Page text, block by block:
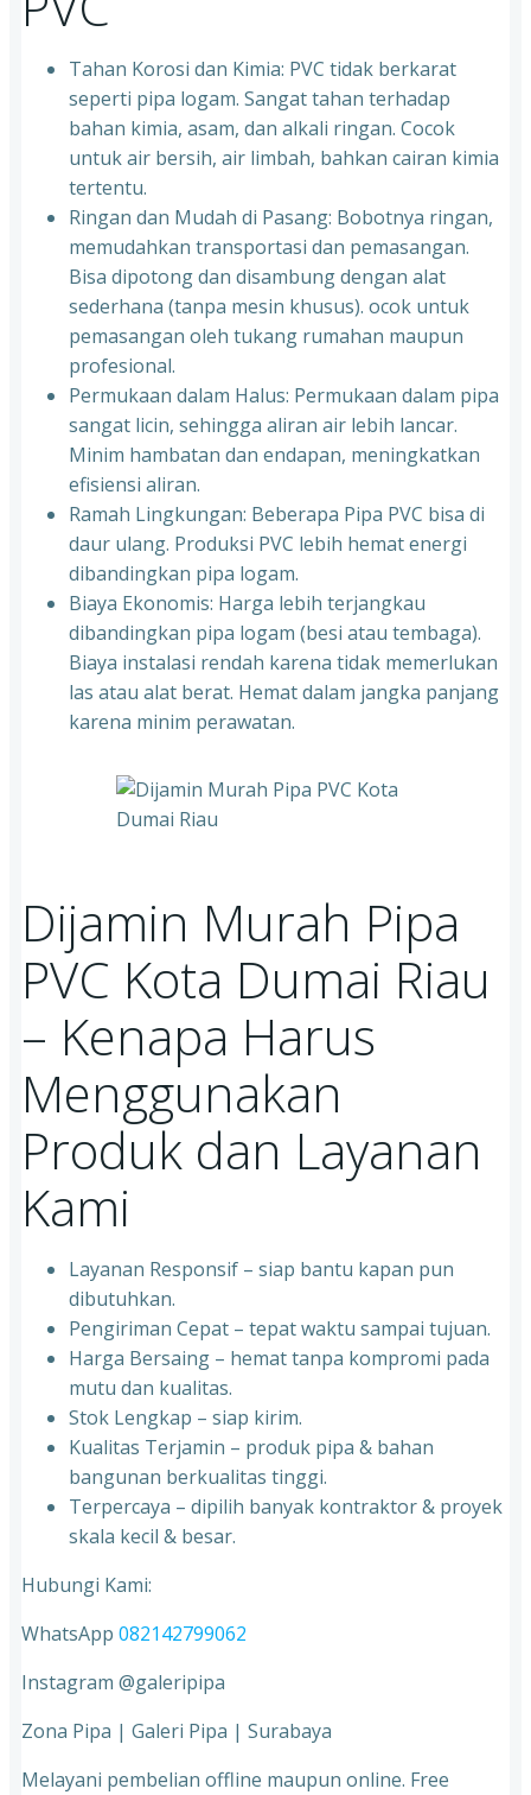
Tahan Korosi dan Kimia: PVC tidak berkarat
seperti pipa logam. Sangat tahan terhadap
bahan kimia, asam, dan alkali ringan. Cocok
untuk air bersih, air limbah, bahkan cairan kimia
tertentu.
Ringan dan Mudah di Pasang: Bobotnya ringan,
memudahkan transportasi dan pemasangan.
Bisa dipotong dan disambung dengan alat
sederhana (tanpa mesin khusus). ocok untuk
pemasangan oleh tukang rumahan maupun
profesional.
Permukaan dalam Halus: Permukaan dalam pipa
sangat licin, sehingga aliran air lebih lancar.
Minim hambatan dan endapan, meningkatkan
efisiensi aliran.
Ramah Lingkungan: Beberapa Pipa PVC bisa di
daur ulang. Produksi PVC lebih hemat energi
dibandingkan pipa logam.
Biaya Ekonomis: Harga lebih terjangkau
dibandingkan pipa logam (besi atau tembaga).
Biaya instalasi rendah karena tidak memerlukan
las atau alat berat. Hemat dalam jangka panjang
karena minim perawatan.
Dijamin Murah Pipa
PVC Kota Dumai Riau
– Kenapa Harus
Menggunakan
Produk dan Layanan
Kami
Layanan Responsif – siap bantu kapan pun
dibutuhkan.
Pengiriman Cepat – tepat waktu sampai tujuan.
Harga Bersaing – hemat tanpa kompromi pada
mutu dan kualitas.
Stok Lengkap – siap kirim.
Kualitas Terjamin – produk pipa & bahan
bangunan berkualitas tinggi.
Terpercaya – dipilih banyak kontraktor & proyek
skala kecil & besar.
Hubungi Kami:
WhatsApp 082142799062
Instagram @galeripipa
Zona Pipa | Galeri Pipa | Surabaya
Melayani pembelian offline maupun online. Free